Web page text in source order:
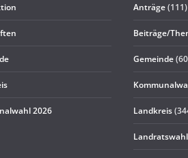
2026
Anträge(111)
Beiträge/
Gemeinde
Landkreis